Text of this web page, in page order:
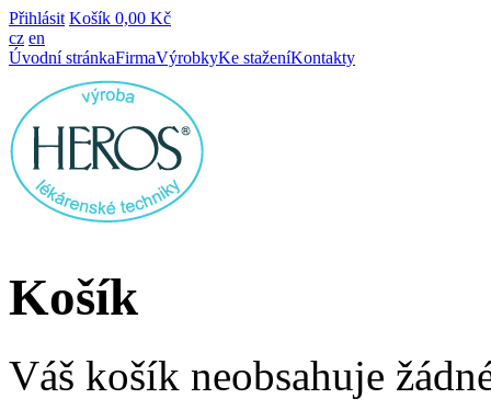
Přihlásit Košík 0,00 Kč
cz en
Úvodní stránkaFirmaVýrobkyKe staženíKontakty
Košík
Váš košík neobsahuje